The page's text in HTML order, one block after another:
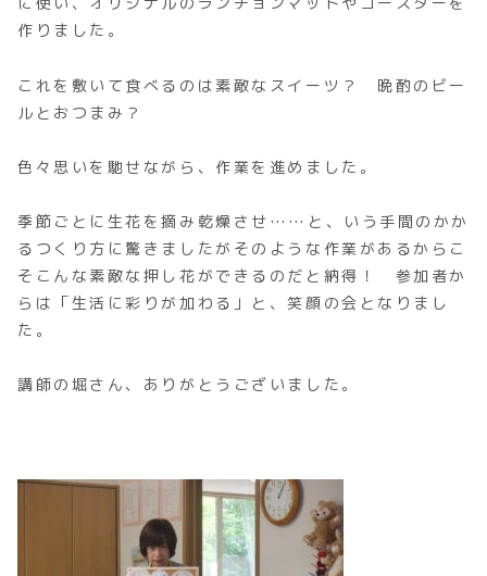
作りました。
これを敷いて食べるのは素敵なスイーツ？ 晩酌のビー
ルとおつまみ？
色々思いを馳せながら、作業を進めました。
季節ごとに生花を摘み乾燥させ……と、いう手間のかか
るつくり方に驚きましたがそのような作業があるからこ
そこんな素敵な押し花ができるのだと納得！ 参加者か
らは「生活に彩りが加わる」と、笑顔の会となりまし
た。
講師の堀さん、ありがとうございました。